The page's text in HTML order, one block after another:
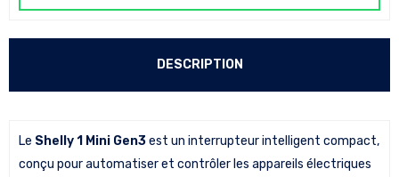
DESCRIPTION
Le Shelly 1 Mini Gen3est un interrupteur intelligent compact,
conçu pour automatiser et contrôler les appareils électriques